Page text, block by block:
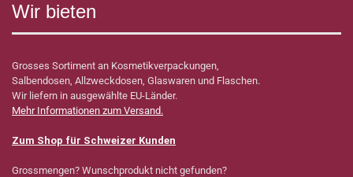
Wir bieten
Grosses Sortiment an Kosmetikverpackungen,
Salbendosen, Allzweckdosen, Glaswaren und Flaschen.
Wir liefern in ausgewählte EU-Länder.
Mehr Informationen zum Versand.
Zum Shop für Schweizer Kunden
Grossmengen? Wunschprodukt nicht gefunden?